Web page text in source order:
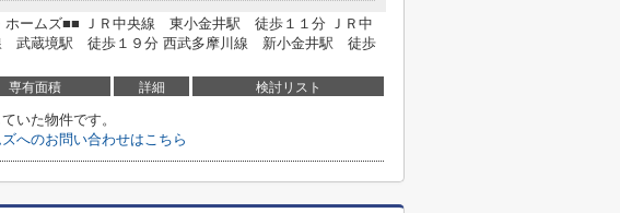
ホームズ■■ ＪＲ中央線 東小金井駅 徒歩１１分 ＪＲ中
武蔵境駅 徒歩１９分 西武多摩川線 新小金井駅 徒歩
専有面積 詳細 検討リスト
いた物件です。
へのお問い合わせはこちら